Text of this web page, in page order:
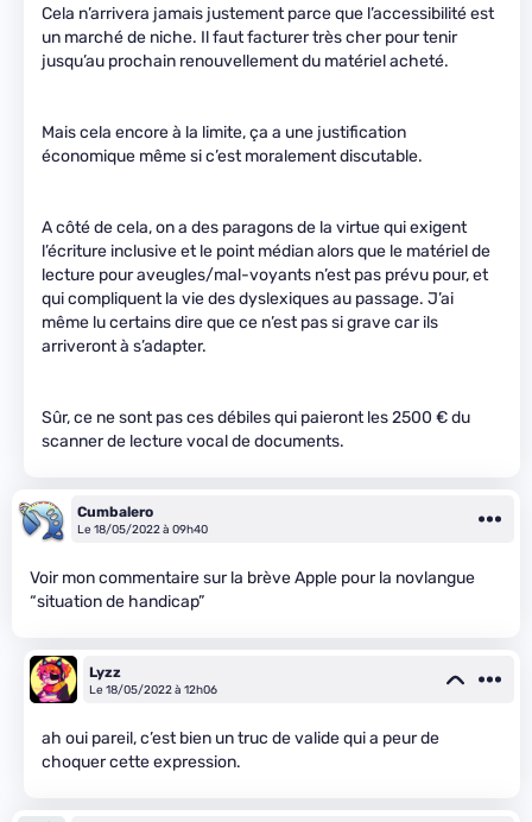
Cela n’arrivera jamais justement parce que l’accessibilité est
un marché de niche. Il faut facturer très cher pour tenir
jusqu’au prochain renouvellement du matériel acheté.
Mais cela encore à la limite, ça a une justification
économique même si c’est moralement discutable.
A côté de cela, on a des paragons de la virtue qui exigent
l’écriture inclusive et le point médian alors que le matériel de
lecture pour aveugles/mal-voyants n’est pas prévu pour, et
qui compliquent la vie des dyslexiques au passage. J’ai
même lu certains dire que ce n’est pas si grave car ils
arriveront à s’adapter.
Sûr, ce ne sont pas ces débiles qui paieront les 2500 € du
scanner de lecture vocal de documents.
Cumbalero
Le 18/05/2022 à 09h40
Voir mon commentaire sur la brève Apple pour la novlangue
“situation de handicap”
Lyzz
Le 18/05/2022 à 12h06
ah oui pareil, c’est bien un truc de valide qui a peur de
choquer cette expression.